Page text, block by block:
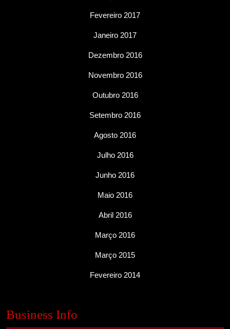
Fevereiro 2017
Janeiro 2017
Dezembro 2016
Novembro 2016
Outubro 2016
Setembro 2016
Agosto 2016
Julho 2016
Junho 2016
Maio 2016
Abril 2016
Março 2016
Março 2015
Fevereiro 2014
Business Info